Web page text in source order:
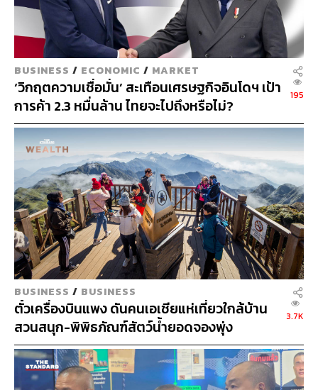
เอกฉันท์ที่จะคงดอกเบี้ยนั้น ส่วนหนึ่งเพื่อเป็นการส่ง
สัญญาณผ่อนคลายนโยบายการเงินโดยไม่ต้องลดดอกเบี้ย
จริง เห็นได้จากเงินบาทที่อ่อนค่าลงมากและดอกเบี้ยปรับลด
ลง โดยเราเห็นว่าหาก ธปท. ต้องการลดดอกเบี้ยจริง อาจส่ง
สัญญาณผ่านการลดค่าธรรมเนียม FIDF ก่อน เพื่อลดต้นทุน
ของธนาคารพาณิชย์ ซึ่งยังไม่น่าจะเกิดขึ้นหากเศรษฐกิจไม่
ได้ตกต่ำอย่างรุนแรง
SCBS ประเมินว่า ภาพรวมของเศรษฐกิจและตลาดการเงิน
โลกยังคงมีความเสี่ยงในช่วงไตรมาส 3/64 โดยประเด็นที่
เคยเป็นปัจจัยหนุนสำคัญ คือ มาตรการกระตุ้นเศรษฐกิจ
คาดว่าในรอบนี้มีโอกาสที่จะเกิดขึ้นได้น้อย เนื่องจากภาระ
หนี้ที่เพิ่มขึ้นมาก ทำให้บรรยากาศการลงทุนไม่ได้ดีเหมือนปี
2020 ดังนั้น การลงทุนในช่วงนี้จึงควรเน้นสินทรัพย์คุณภาพ
ดีและมีการกระจายความเสี่ยงอย่างเหมาะสม
ส่วน ‘หุ้นเด่น’ สัปดาห์นี้ SCBS แนะนำ บมจ.ศุภาลัย
(SPALI) เนื่องจาก 5 เหตุผลหลัก
เป็นหนึ่งในผู้นำธุรกิจพัฒนาอสังหาริมทรัพย์ของไทย ซึ่ง
พอร์ตสินค้ามีกระจายตัวดีทั้งแนวราบและคอนโดมิเนียม
อีกทั้งแบรนด์ยังเป็นที่ยอมรับในกลุ่มผู้ซื้อบ้านระดับราคา
ปานกลาง จึงทำให้ผลดำเนินงานเติบโตได้อย่างมั่นคง
BUSINESS / ECONOMIC / MARKET
‘วิกฤตความเชื่อมั่น’ สะเทือนเศรษฐกิจอินโดฯ เป้า
การค้า 2.3 หมื่นล้าน ไทยจะไปถึงหรือไม่?
195
BUSINESS / BUSINESS
ตั๋วเครื่องบินแพง ดันคนเอเชียแห่เที่ยวใกล้บ้าน
สวนสนุก-พิพิธภัณฑ์สัตว์น้ำยอดจองพุ่ง
3.7K